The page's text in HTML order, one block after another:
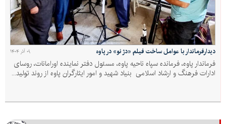
۰۹ آذر ۱۴۰۴ دیدارفرماندار با عوامل ساخت فیلم «دژ نو» در پاوه
فرماندار پاوه، فرمانده سپاه ناحیه پاوه، مسئول دفتر نماینده اورامانات، روسای
ادارات فرهنگ و ارشاد اسلامی بنیاد شهید و امور ایثارگران پاوه از روند تولید...